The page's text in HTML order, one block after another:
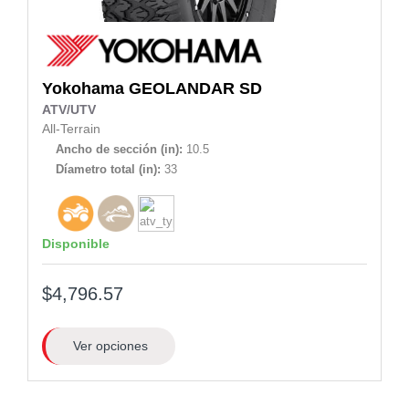
Yokohama GEOLANDAR SD
ATV/UTV
All-Terrain
Ancho de sección (in): 10.5
Díametro total (in): 33
Disponible
$4,796.57
Ver opciones